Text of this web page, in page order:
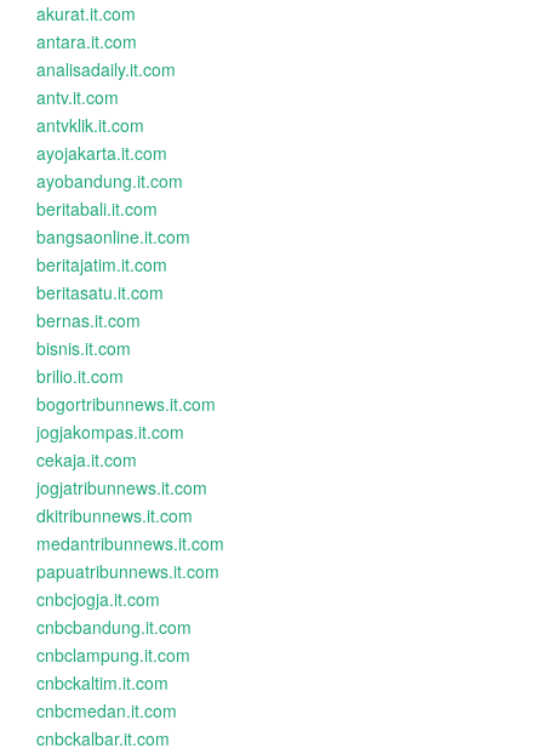
akurat.it.com
antara.it.com
analisadaily.it.com
antv.it.com
antvklik.it.com
ayojakarta.it.com
ayobandung.it.com
beritabali.it.com
bangsaonline.it.com
beritajatim.it.com
beritasatu.it.com
bernas.it.com
bisnis.it.com
brilio.it.com
bogortribunnews.it.com
jogjakompas.it.com
cekaja.it.com
jogjatribunnews.it.com
dkitribunnews.it.com
medantribunnews.it.com
papuatribunnews.it.com
cnbcjogja.it.com
cnbcbandung.it.com
cnbclampung.it.com
cnbckaltim.it.com
cnbcmedan.it.com
cnbckalbar.it.com